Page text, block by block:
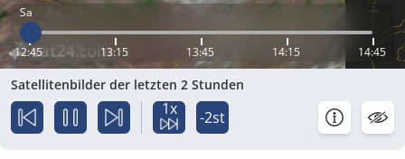
Sa
12:45 13:15 13:45 14:15 14:45
Satellitenbilder der letzten 2 Stunden
1x -2st